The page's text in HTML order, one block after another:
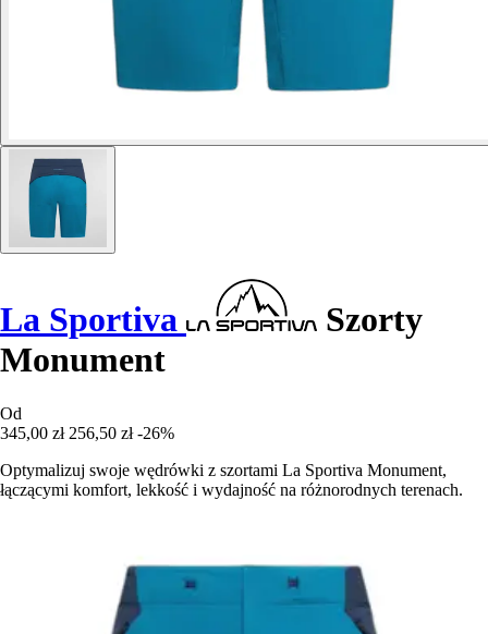
La Sportiva
Szorty
Monument
Od
345,00 zł 256,50 zł -26%
Optymalizuj swoje wędrówki z szortami La Sportiva Monument,
łączącymi komfort, lekkość i wydajność na różnorodnych terenach.